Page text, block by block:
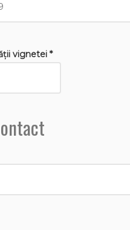
vignetei *